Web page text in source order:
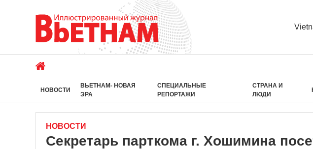
НОВОСТИ
ВЬЕТНАМ- НОВАЯ
ЭРА
СПЕЦИАЛЬНЫЕ
РЕПОРТАЖИ
СТРАНА И
ЛЮДИ
НОВОСТИ
Секретарь парткома г. Хошимина